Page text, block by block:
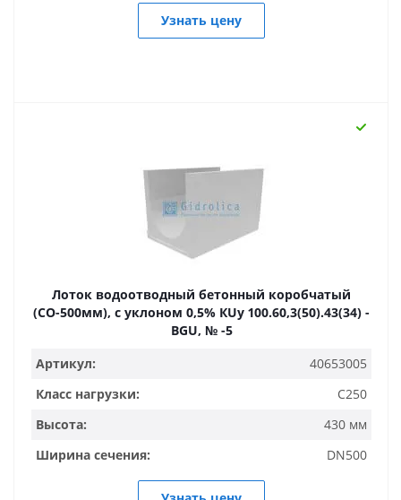
Узнать цену
Лоток водоотводный бетонный коробчатый
(СО-500мм), с уклоном 0,5% КUу 100.60,3(50).43(34) -
BGU, № -5
Артикул:
40653005
Класс нагрузки:
C250
Высота:
430 мм
Ширина сечения:
DN500